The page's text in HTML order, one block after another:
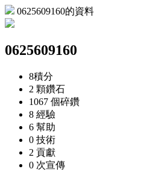
0625609160的資料
0625609160
8積分
2 顆鑽石
1067 個碎鑽
8 經驗
6 幫助
0 技術
2 貢獻
0 次宣傳